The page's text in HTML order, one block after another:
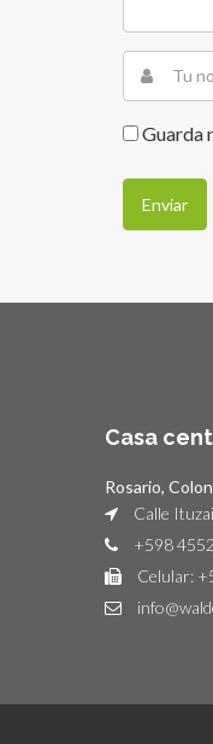
Guarda
Casa
Rosario,
Calle
+598
Celular: